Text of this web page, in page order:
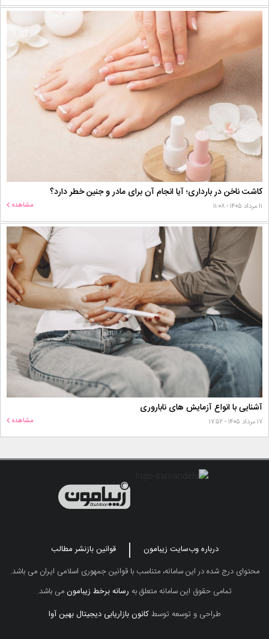
کاشت ناخن در بارداری؛ آیا انجام آن برای مادر و جنین خطر دارد؟
۱۱ مرداد ۱۴۰۵ - ۱۱:۰۸ مشاهده
آشنایی با انواع آزمایش های ناباروری
۱۷ مرداد ۱۴۰۵ - ۱۷:۵۲ مشاهده
درباره وب‌سایت زیبامون
قوانین بازنشر مطالب
محتوای درج شده در این سامانه، متناسب با قوانین جمهوری اسلامی ایران می باشد.
تمامی حقوق این سامانه متعلق به رسانه برخط زیبامونمی باشد.
طراحی و توسعه توسطکانون بازاریابی دیجیتال بهین آوا